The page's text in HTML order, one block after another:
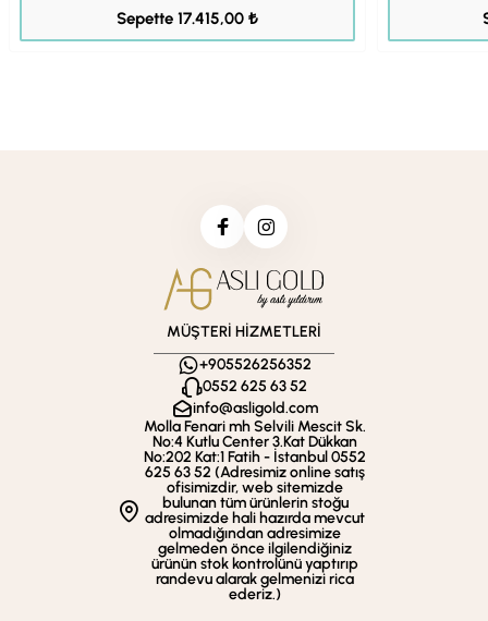
Sepette 17.415,00 ₺
MÜŞTERİ HİZMETLERİ
+905526256352
0552 625 63 52
info@asligold.com
Molla Fenari mh Selvili Mescit Sk.
No:4 Kutlu Center 3.Kat Dükkan
No:202 Kat:1 Fatih - İstanbul 0552
625 63 52 (Adresimiz online satış
ofisimizdir, web sitemizde
bulunan tüm ürünlerin stoğu
adresimizde hali hazırda mevcut
olmadığından adresimize
gelmeden önce ilgilendiğiniz
ürünün stok kontrolünü yaptırıp
randevu alarak gelmenizi rica
ederiz.)